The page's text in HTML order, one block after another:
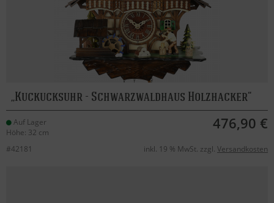
Kuckucksuhr - Schwarzwaldhaus Holzhacker
Auf Lager
Höhe: 32 cm
476,90 €
#42181 inkl. 19 % MwSt. zzgl. Versandkosten